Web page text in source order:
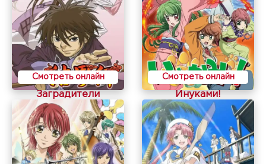
Смотреть онлайн
Заградители
Смотреть онлайн
Инуками!